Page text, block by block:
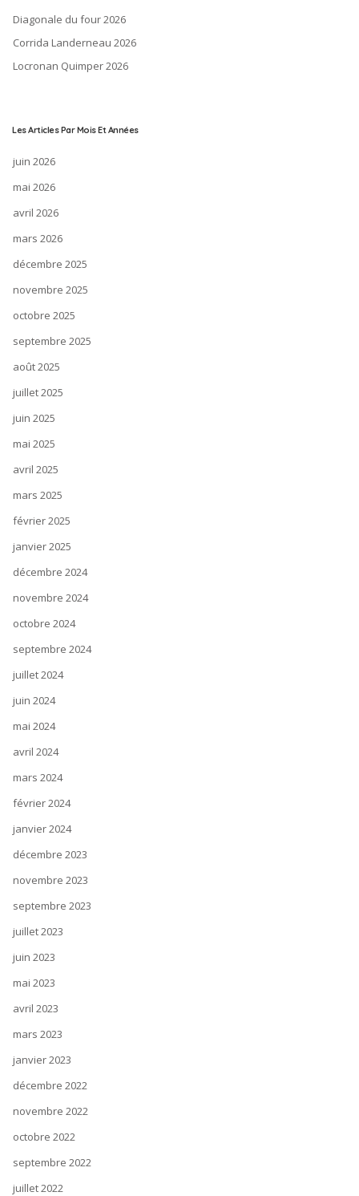
Diagonale du four 2026
Corrida Landerneau 2026
Locronan Quimper 2026
Les Articles Par Mois Et Années
juin 2026
mai 2026
avril 2026
mars 2026
décembre 2025
novembre 2025
octobre 2025
septembre 2025
août 2025
juillet 2025
juin 2025
mai 2025
avril 2025
mars 2025
février 2025
janvier 2025
décembre 2024
novembre 2024
octobre 2024
septembre 2024
juillet 2024
juin 2024
mai 2024
avril 2024
mars 2024
février 2024
janvier 2024
décembre 2023
novembre 2023
septembre 2023
juillet 2023
juin 2023
mai 2023
avril 2023
mars 2023
janvier 2023
décembre 2022
novembre 2022
octobre 2022
septembre 2022
juillet 2022